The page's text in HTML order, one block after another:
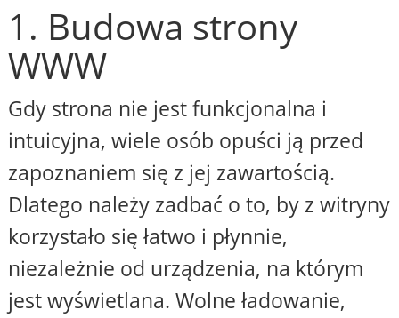
1. Budowa strony
WWW
Gdy strona nie jest funkcjonalna i
intuicyjna, wiele osób opuści ją przed
zapoznaniem się z jej zawartością.
Dlatego należy zadbać o to, by z witryny
korzystało się łatwo i płynnie,
niezależnie od urządzenia, na którym
jest wyświetlana. Wolne ładowanie,